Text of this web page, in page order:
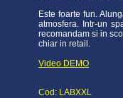
Este foarte fun.
atmosfera. Intr-un
recomandam si in
chiar in retail.
Video DEMO
Cod: LABXXL